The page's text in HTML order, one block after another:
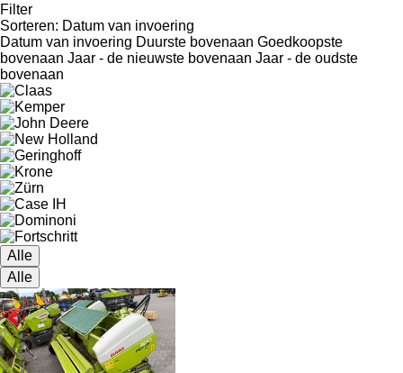
Filter
Sorteren: Datum van invoering
Datum van invoering Duurste bovenaan Goedkoopste
bovenaan Jaar - de nieuwste bovenaan Jaar - de oudste
bovenaan
Alle
Alle